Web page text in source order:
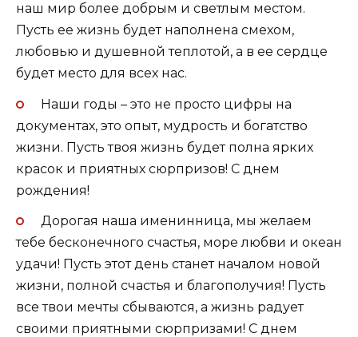
наш мир более добрым и светлым местом.
Пусть ее жизнь будет наполнена смехом,
любовью и душевной теплотой, а в ее сердце
будет место для всех нас.
Наши годы – это не просто цифры на
документах, это опыт, мудрость и богатство
жизни. Пусть твоя жизнь будет полна ярких
красок и приятных сюрпризов! С днем
рождения!
Дорогая наша именинница, мы желаем
тебе бесконечного счастья, море любви и океан
удачи! Пусть этот день станет началом новой
жизни, полной счастья и благополучия! Пусть
все твои мечты сбываются, а жизнь радует
своими приятными сюрпризами! С днем